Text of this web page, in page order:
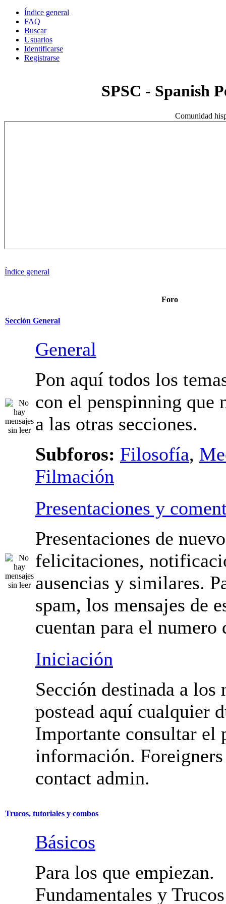
Índice general
FAQ
Buscar
Usuarios
Identificarse
Registrarse
SPSC - Spanish
Comunidad
Índice general
Foro
Sección General
General
Pon aquí todos los
con el penspinning que
a las otras secciones.
Subforos: Filosofía,
Filmación
Presentaciones y
Presentaciones de
felicitaciones,
ausencias y similares.
spam, los mensajes de
cuentan para el numero
Iniciación
Sección destinada a los
postead aquí cualquier
Importante consultar el
información. Foreigners
contact admin.
Trucos, tutoriales y combos
Básicos
Para los que empiezan.
Fundamentales y